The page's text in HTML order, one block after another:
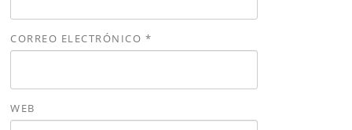
CORREO ELECTRÓNICO *
WEB